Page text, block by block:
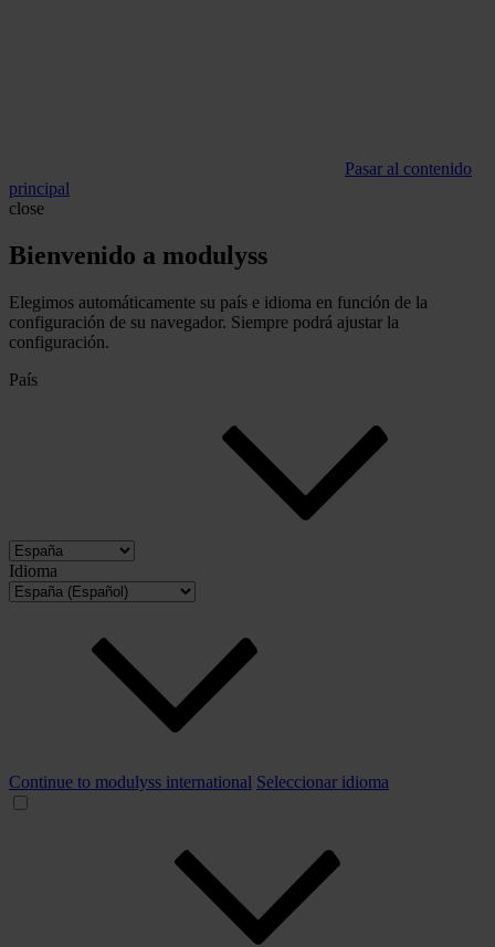
Pasar al contenido
principal
close
Bienvenido a modulyss
Elegimos automáticamente su país e idioma en función de la
configuración de su navegador. Siempre podrá ajustar la
configuración.
País
Idioma
Continue to modulyss international Seleccionar idioma